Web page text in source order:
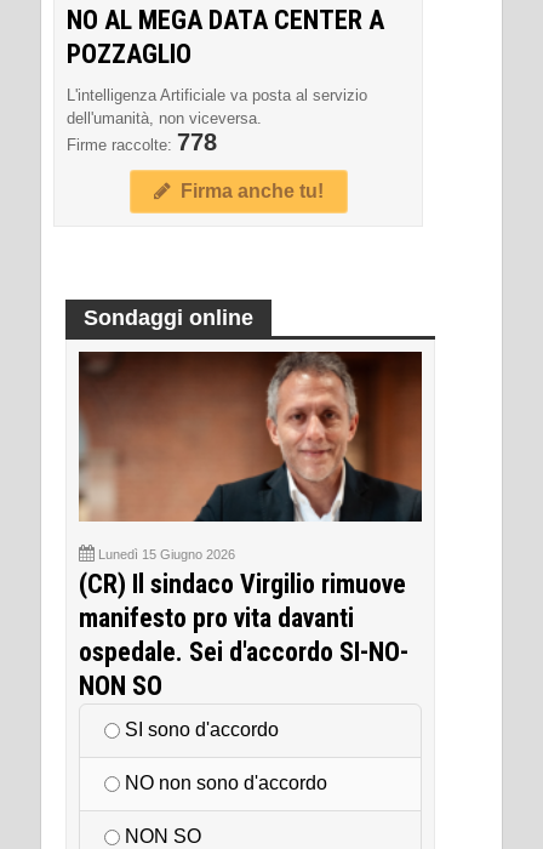
NO AL MEGA DATA CENTER A
POZZAGLIO
L'intelligenza Artificiale va posta al servizio
dell'umanità, non viceversa.
Firme raccolte: 778
Firma anche tu!
Sondaggi online
Lunedì 15 Giugno 2026
(CR) Il sindaco Virgilio rimuove
manifesto pro vita davanti
ospedale. Sei d'accordo SI-NO-
NON SO
SI sono d'accordo
NO non sono d'accordo
NON SO